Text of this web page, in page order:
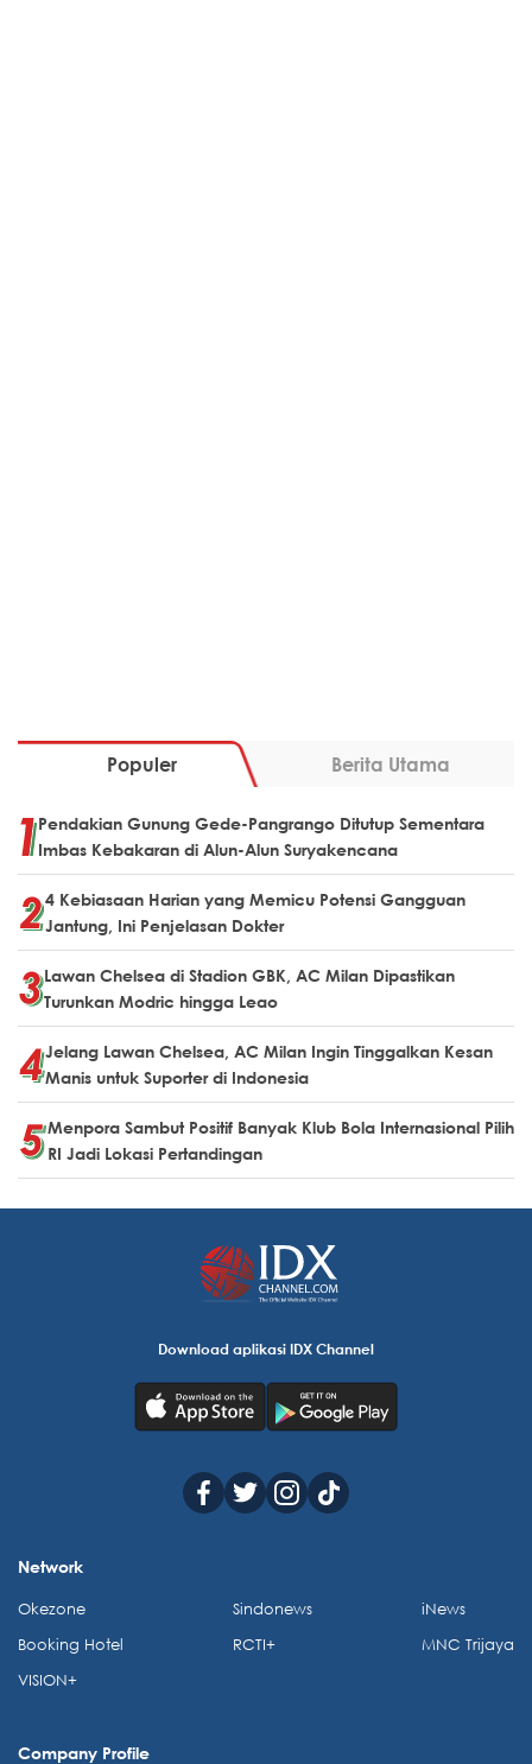
Populer Berita Utama
Pendakian Gunung Gede-Pangrango Ditutup Sementara
Imbas Kebakaran di Alun-Alun Suryakencana
4 Kebiasaan Harian yang Memicu Potensi Gangguan
Jantung, Ini Penjelasan Dokter
Lawan Chelsea di Stadion GBK, AC Milan Dipastikan
Turunkan Modric hingga Leao
Jelang Lawan Chelsea, AC Milan Ingin Tinggalkan Kesan
Manis untuk Suporter di Indonesia
Menpora Sambut Positif Banyak Klub Bola Internasional Pilih
RI Jadi Lokasi Pertandingan
Download aplikasi IDX Channel
Network
Okezone
Booking Hotel
VISION+
Sindonews
RCTI+
iNews
MNC Trijaya
Company Profile